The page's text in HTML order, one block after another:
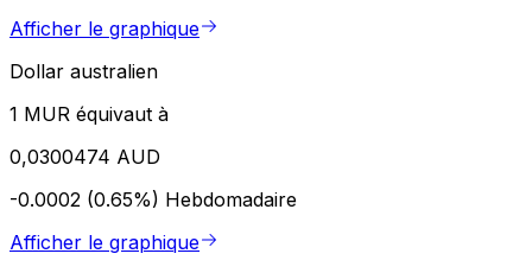
Afficher le graphique
Dollar australien
1 MUR équivaut à
0,0300474 AUD
-0.0002 (0.65%) Hebdomadaire
Afficher le graphique